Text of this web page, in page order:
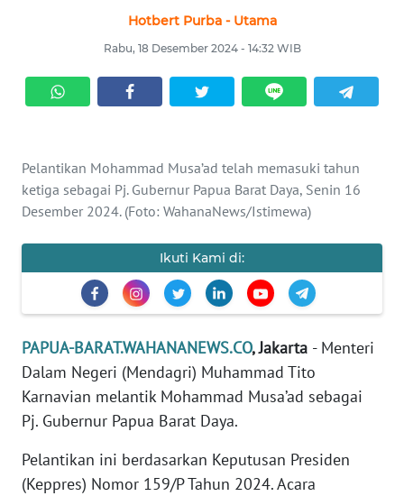
Hotbert Purba - Utama
Rabu, 18 Desember 2024 - 14:32 WIB
Pelantikan Mohammad Musa’ad telah memasuki tahun
ketiga sebagai Pj. Gubernur Papua Barat Daya, Senin 16
Desember 2024. (Foto: WahanaNews/Istimewa)
Ikuti Kami di:
PAPUA-BARAT.WAHANANEWS.CO, Jakarta - Menteri
Dalam Negeri (Mendagri) Muhammad Tito
Karnavian melantik Mohammad Musa’ad sebagai
Pj. Gubernur Papua Barat Daya.
Pelantikan ini berdasarkan Keputusan Presiden
(Keppres) Nomor 159/P Tahun 2024. Acara
SERBA-
SERBI
Informasi
INFO
IKLAN
KAMI